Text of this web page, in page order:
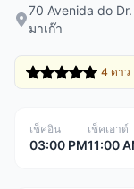
70 Avenida do
มาเก๊า
4 ดาว
เช็คอิน
03:00 PM
เช็คเอาต์
11:00